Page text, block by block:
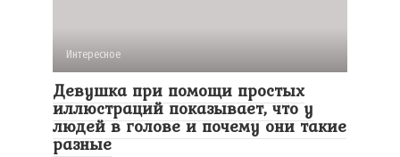
Интересное
Девушка при помощи простых
иллюстраций показывает, что у
людей в голове и почему они такие
разные